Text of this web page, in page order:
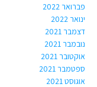
פברואר 2022
ינואר 2022
דצמבר 2021
נובמבר 2021
אוקטובר 2021
ספטמבר 2021
אוגוסט 2021